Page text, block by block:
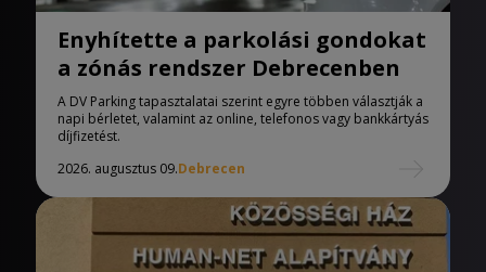
Enyhítette a parkolási gondokat
a zónás rendszer Debrecenben
A DV Parking tapasztalatai szerint egyre többen választják a
napi bérletet, valamint az online, telefonos vagy bankkártyás
díjfizetést.
2026. augusztus 09.Debrecen